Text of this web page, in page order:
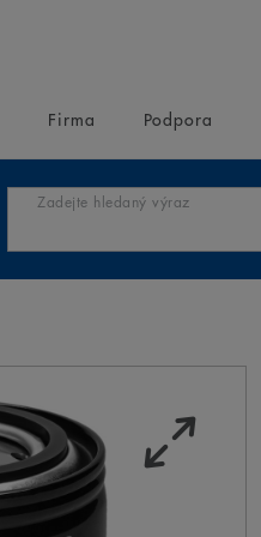
Firma Podpora
Zadejte hledaný výraz